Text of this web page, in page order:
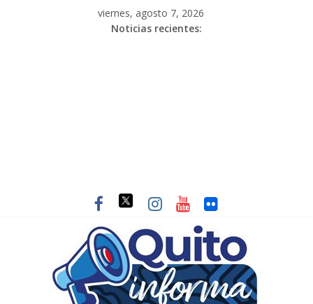
viernes, agosto 7, 2026
Noticias recientes: